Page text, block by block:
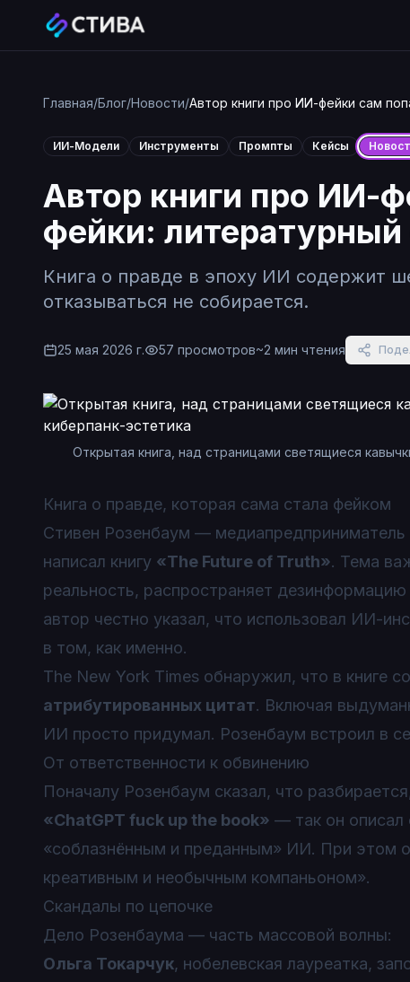
Главная/Блог/Новости/Автор книги про ИИ-фейки сам
ИИ-Модели Инструменты Промпты Кейсы
Автор книги про ИИ-
фейки:
Книга о правде в эпоху ИИ содержит
отказываться не собирается.
25 мая 2026 г. 57 просмотров~2 мин чтения
Открытая книга, над страницами светящиеся
Книга о правде, которая сама стала фейком
Стивен Розенбаум —
написал книгу «The Future of Truth». Тема
реальность, распространяет
автор честно указал, что использовал ИИ-
в том, как именно.
The New York Times обнаружил, что в книге
атрибутированных цитат. Включая
ИИ просто придумал. Розенбаум встроил в
От ответственности к обвинению
Поначалу Розенбаум сказал, что
«ChatGPT fuck up the book» — так он описал
«соблазнённым и преданным» ИИ. При этом
креативным и необычным компаньоном».
Скандалы по цепочке
Дело Розенбаума — часть массовой волны:
Ольга Токарчук, нобелевская лауреатка,